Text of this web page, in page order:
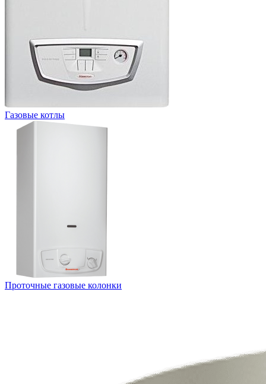
Газовые котлы
Проточные газовые колонки